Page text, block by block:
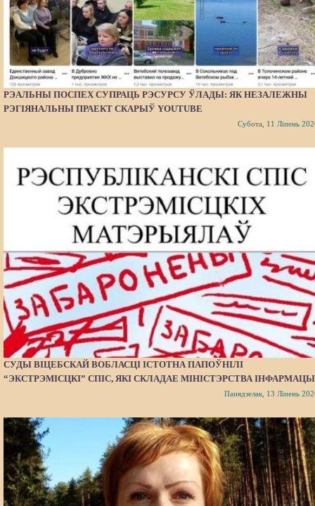
РЭАЛЬНЫ ПОСПЕХ СУПРАЦЬ РЭСУРСУ ЎЛАДЫ: ЯК НЕЗАЛЕЖНЫ
РЭГІЯНАЛЬНЫ ПРАЕКТ СКАРЫЎ YOUTUBE
Субота, 11 Ліпень
СУДЫ ВІЦЕБСКАЙ ВОБЛАСЦІ ІСТОТНА ПАПОЎНІЛІ
“ЭКСТРЭМІСЦКІ” СПІС, ЯКІ СКЛАДАЕ МІНІСТЭРСТВА
Панядзелак, 13 Ліпень